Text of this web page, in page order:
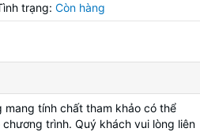
trạng: Còn hàng
mang tính chất tham khảo có thể
trình. Quý khách vui lòng liên